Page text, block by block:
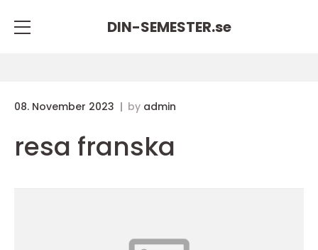
DIN-SEMESTER.se
08. November 2023 by admin
resa franska